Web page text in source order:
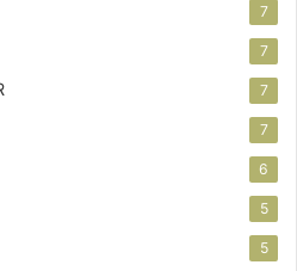
7
7
7
7
6
5
5